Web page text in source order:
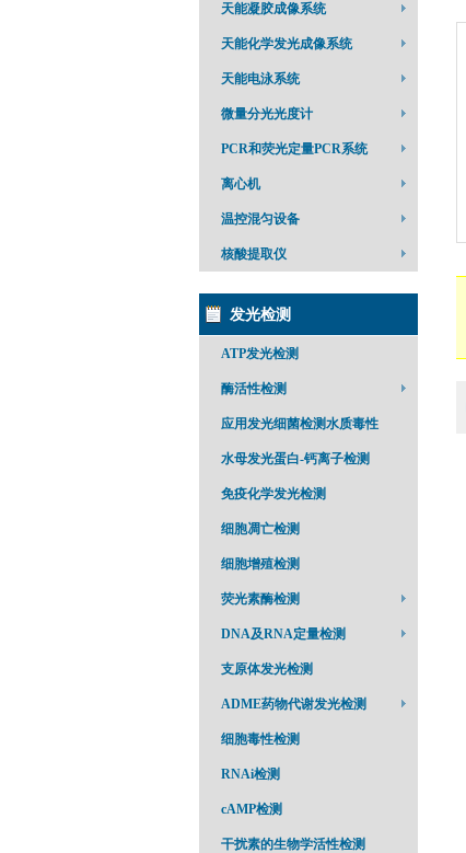
天能凝胶成像系统
天能化学发光成像系统
天能电泳系统
微量分光光度计
PCR和荧光定量PCR系统
离心机
温控混匀设备
核酸提取仪
发光检测
ATP发光检测
酶活性检测
应用发光细菌检测水质毒性
水母发光蛋白-钙离子检测
免疫化学发光检测
细胞凋亡检测
细胞增殖检测
荧光素酶检测
DNA及RNA定量检测
支原体发光检测
ADME药物代谢发光检测
细胞毒性检测
RNAi检测
cAMP检测
干扰素的生物学活性检测